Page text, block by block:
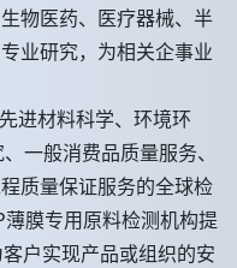
物医药、医疗器械、半
业研究，为相关企事业
进材料科学、环境环
一般消费品质量服务、
质量保证服务的全球检
膜专用原料检测机构提
户实现产品或组织的安